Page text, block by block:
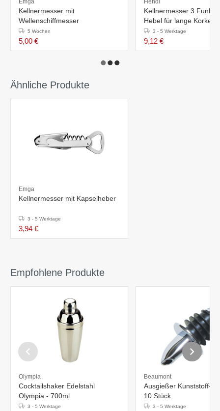
Kellnermesser mit
Wellenschiffmesser
5 Wochen
5,00 €
Kellnermesser 3
Hebel für lange Korken
3 - 5 Werktage
9,12 €
Ähnliche Produkte
Emga
Kellnermesser mit Kapselheber
3 - 5 Werktage
3,94 €
Empfohlene Produkte
Olympia
Cocktailshaker Edelstahl
Olympia - 700ml
3 - 5 Werktage
Beaumont
Ausgießer Kunststoff-
10 Stück
3 - 5 Werktage